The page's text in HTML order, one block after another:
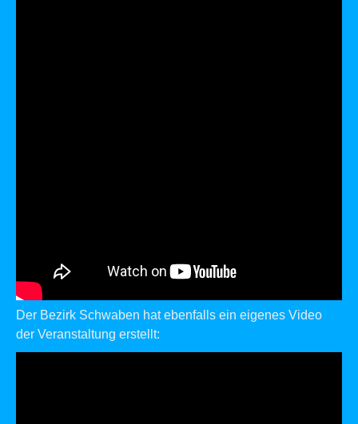
Der Bezirk Schwaben hat ebenfalls ein eigenes Video
der Veranstaltung erstellt: